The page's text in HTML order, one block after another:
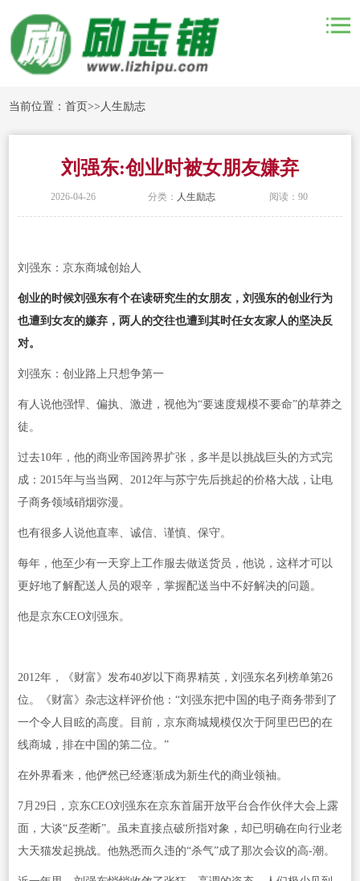
当前位置：首页>> 人生励志
刘强东:创业时被女朋友嫌弃
2026-04-26 分类： 人生励志 阅读：90
刘强东：京东商城创始人
创业的时候刘强东有个在读研究生的女朋友，刘强东的创业行为
也遭到女友的嫌弃，两人的交往也遭到其时任女友家人的坚决反
对。
刘强东：创业路上只想争第一
有人说他强悍、偏执、激进，视他为“要速度规模不要命”的草莽之
徒。
过去10年，他的商业帝国跨界扩张，多半是以挑战巨头的方式完
成：2015年与当当网、2012年与苏宁先后挑起的价格大战，让电
子商务领域硝烟弥漫。
也有很多人说他直率、诚信、谨慎、保守。
每年，他至少有一天穿上工作服去做送货员，他说，这样才可以
更好地了解配送人员的艰辛，掌握配送当中不好解决的问题。
他是京东CEO刘强东。
2012年，《财富》发布40岁以下商界精英，刘强东名列榜单第26
位。《财富》杂志这样评价他：“刘强东把中国的电子商务带到了
一个令人目眩的高度。目前，京东商城规模仅次于阿里巴巴的在
线商城，排在中国的第二位。”
在外界看来，他俨然已经逐渐成为新生代的商业领袖。
7月29日，京东CEO刘强东在京东首届开放平台合作伙伴大会上露
面，大谈“反垄断”。虽未直接点破所指对象，却已明确在向行业老
大天猫发起挑战。他熟悉而久违的“杀气”成了那次会议的高-潮。